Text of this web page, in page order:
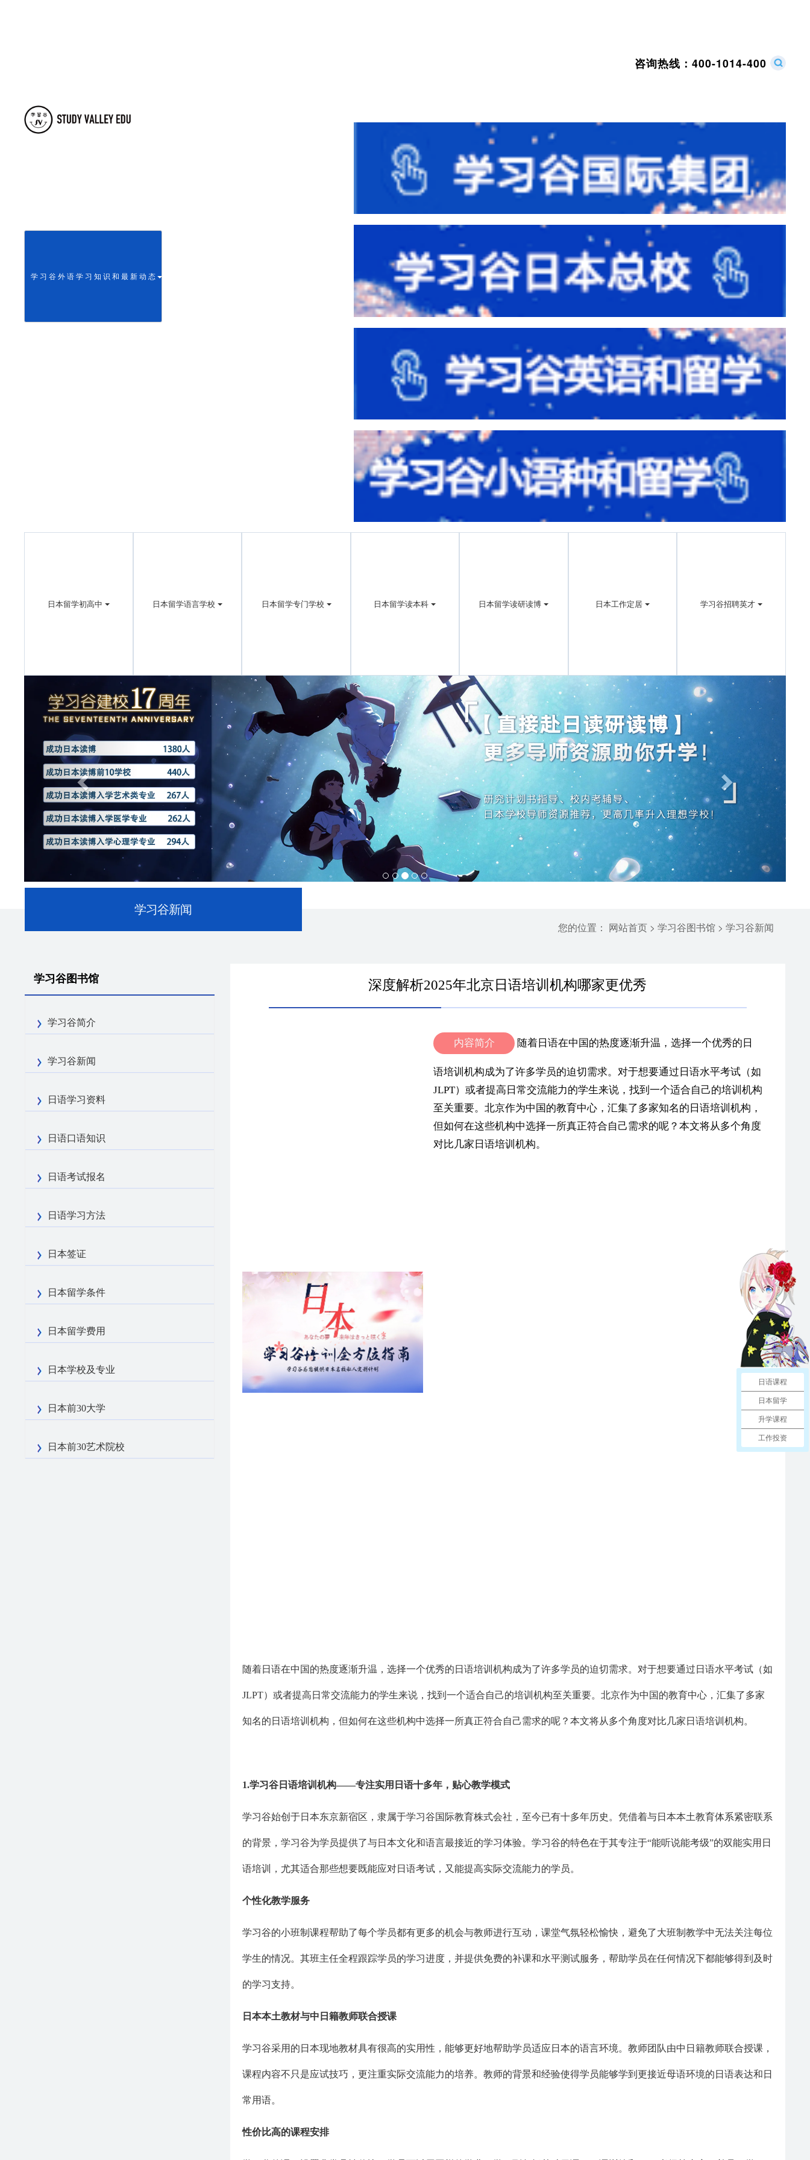
学 习 谷 外 语 学 习 知 识 和 最 新 动 态
咨询热线： 400-1014-400
日本留学初高中 日本留学语言学校 日本留学专门学校 日本留学读本科 日本留学读研读博 日本工作定居 学习谷招聘英才
Previous Next
学习谷新闻
您的位置：
网站首页> 学习谷图书馆> 学习谷新闻
学习谷图书馆
学习谷简介
学习谷新闻
日语学习资料
日语口语知识
日语考试报名
日语学习方法
日本签证
日本留学条件
日本留学费用
日本学校及专业
日本前30大学
日本前30艺术院校
深度解析2025年北京日语培训机构哪家更优秀
内容简介 随着日语在中国的热度逐渐升温，选择一个优秀的日
语培训机构成为了许多学员的迫切需求。对于想要通过日语水平考试（如
JLPT）或者提高日常交流能力的学生来说，找到一个适合自己的培训机构
至关重要。北京作为中国的教育中心，汇集了多家知名的日语培训机构，
但如何在这些机构中选择一所真正符合自己需求的呢？本文将从多个角度
对比几家日语培训机构。
随着日语在中国的热度逐渐升温，选择一个优秀的日语培训机构成为了许多学员的迫切需求。对于想要通过日语水平考试（如
JLPT）或者提高日常交流能力的学生来说，找到一个适合自己的培训机构至关重要。北京作为中国的教育中心，汇集了多家
知名的日语培训机构，但如何在这些机构中选择一所真正符合自己需求的呢？本文将从多个角度对比几家日语培训机构。
1.学习谷日语培训机构——专注实用日语十多年，贴心教学模式
学习谷始创于日本东京新宿区，隶属于学习谷国际教育株式会社，至今已有十多年历史。凭借着与日本本土教育体系紧密联系
的背景，学习谷为学员提供了与日本文化和语言最接近的学习体验。学习谷的特色在于其专注于“能听说能考级”的双能实用日
语培训，尤其适合那些想要既能应对日语考试，又能提高实际交流能力的学员。
个性化教学服务
学习谷的小班制课程帮助了每个学员都有更多的机会与教师进行互动，课堂气氛轻松愉快，避免了大班制教学中无法关注每位
学生的情况。其班主任全程跟踪学员的学习进度，并提供免费的补课和水平测试服务，帮助学员在任何情况下都能够得到及时
的学习支持。
日本本土教材与中日籍教师联合授课
学习谷采用的日本现地教材具有很高的实用性，能够更好地帮助学员适应日本的语言环境。教师团队由中日籍教师联合授课，
课程内容不只是应试技巧，更注重实际交流能力的培养。教师的背景和经验使得学员能够学到更接近母语环境的日语表达和日
常用语。
性价比高的课程安排
日语课程
日本留学
升学课程
工作投资